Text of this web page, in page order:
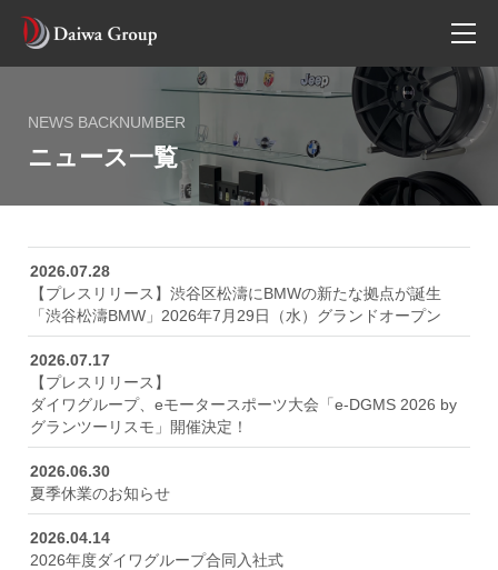
CORPORATE
CEOメッセージ
55年のあゆみ
企業理念
沿革
ABOUT GROUP
グループについて
グループ各社紹介
株式会社ホンダカーズ埼玉南
NEWS BACKNUMBER
ニュース一覧
2026.07.28
【プレスリリース】渋谷区松濤にBMWの新たな拠点が誕生
「渋谷松濤BMW」2026年7月29日（水）グランドオープン
2026.07.17
【プレスリリース】
ダイワグループ、eモータースポーツ大会「e-DGMS 2026 by
グランツーリスモ」開催決定！
2026.06.30
夏季休業のお知らせ
2026.04.14
2026年度ダイワグループ合同入社式